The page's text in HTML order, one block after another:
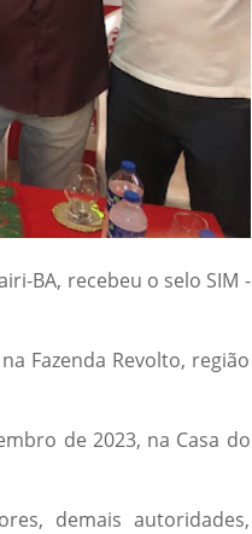
BA, recebeu o selo SIM -
Fazenda Revolto, região
de 2023, na Casa do
demais autoridades,